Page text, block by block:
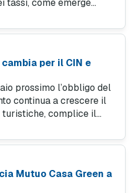
tassi, come emerge
territoriali.
per il CIN e
prossimo l’obbligo del
continua a crescere il
complice il
Mutuo Casa Green a